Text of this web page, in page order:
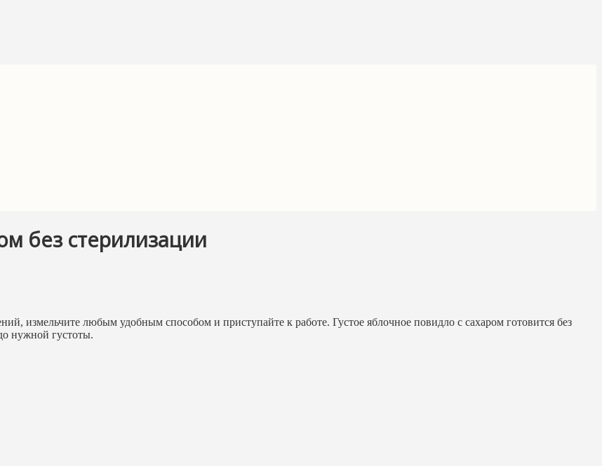
без стерилизации
измельчите любым удобным способом и приступайте к работе. Густое яблочное повидло с сахаром готовится без
нужной густоты.